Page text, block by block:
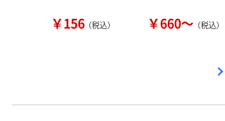
￥156 （税込） ￥660～ （税込）